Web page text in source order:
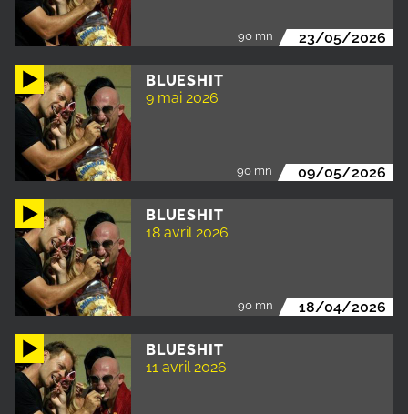
90 mn 23/05/2026
BLUESHIT
9 mai 2026
90 mn 09/05/2026
BLUESHIT
18 avril 2026
90 mn 18/04/2026
BLUESHIT
11 avril 2026